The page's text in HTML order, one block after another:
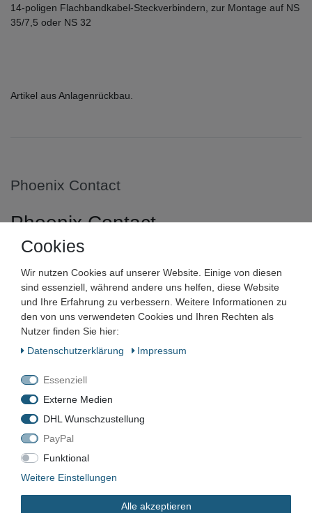
14-poligen Flachbandkabel-Steckverbindern, zur Montage auf NS
35/7,5 oder NS 32
Artikel aus Anlagenrückbau.
Phoenix Contact
Phoenix Contact
Übergabemodul UM 45-
2FLK14/S7/SPT2,5 2901206
Artikelnummer:
Zustand:
Gebraucht
Cookies
Wir nutzen Cookies auf unserer Website. Einige von diesen
sind essenziell, während andere uns helfen, diese Website
und Ihre Erfahrung zu verbessern. Weitere Informationen zu
den von uns verwendeten Cookies und Ihren Rechten als
Nutzer finden Sie hier:
Daten­schutz­erklärung
Impressum
Essenziell
Externe Medien
DHL Wunschzustellung
PayPal
Funktional
Weitere Einstellungen
Alle akzeptieren